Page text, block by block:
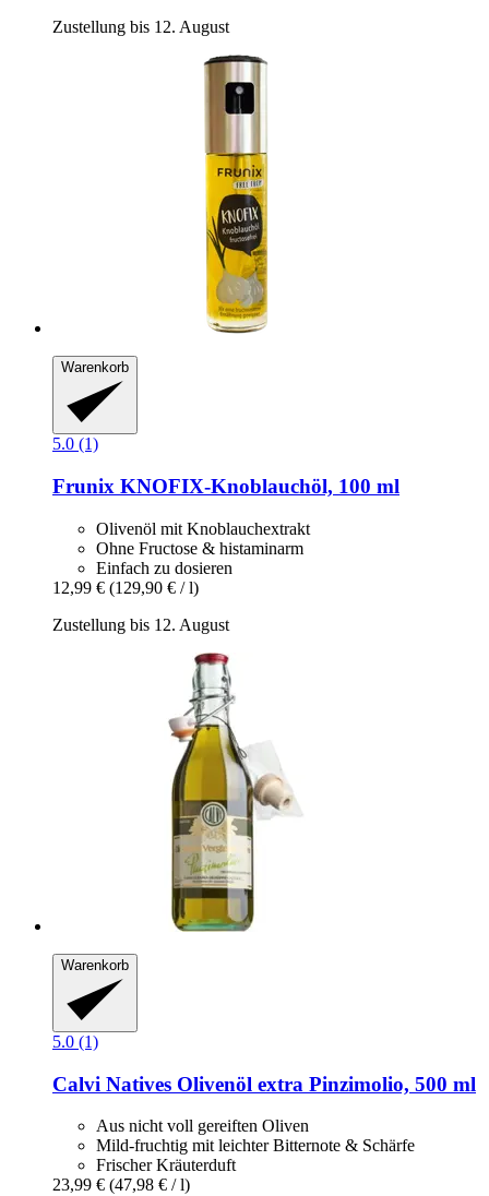
Zustellung bis 12. August
Warenkorb
5.0 (1)
Frunix KNOFIX-​Knoblauchöl, 100 ml
Olivenöl mit Knoblauchextrakt
Ohne Fructose & histaminarm
Einfach zu dosieren
12,99 € (129,90 € / l)
Zustellung bis 12. August
Warenkorb
5.0 (1)
Calvi Natives Olivenöl extra Pinzimolio, 500 ml
Aus nicht voll gereiften Oliven
Mild-fruchtig mit leichter Bitternote & Schärfe
Frischer Kräuterduft
23,99 € (47,98 € / l)